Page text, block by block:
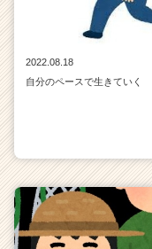
2022.08.18
自分のペースで生きていく